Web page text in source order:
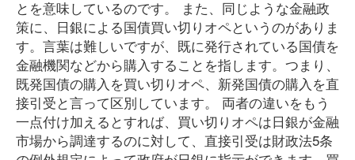
とを意味しているのです。 また、同じような金融政
策に、日銀による国債買い切りオペというのがありま
す。言葉は難しいですが、既に発行されている国債を
金融機関などから購入することを指します。つまり、
既発国債の購入を買い切りオペ、新発国債の購入を直
接引受と言って区別しています。 両者の違いをもう
一点付け加えるとすれば、買い切りオペは日銀が金融
市場から調達するのに対して、直接引受は財政法5条